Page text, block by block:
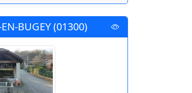
BUGEY (01300)